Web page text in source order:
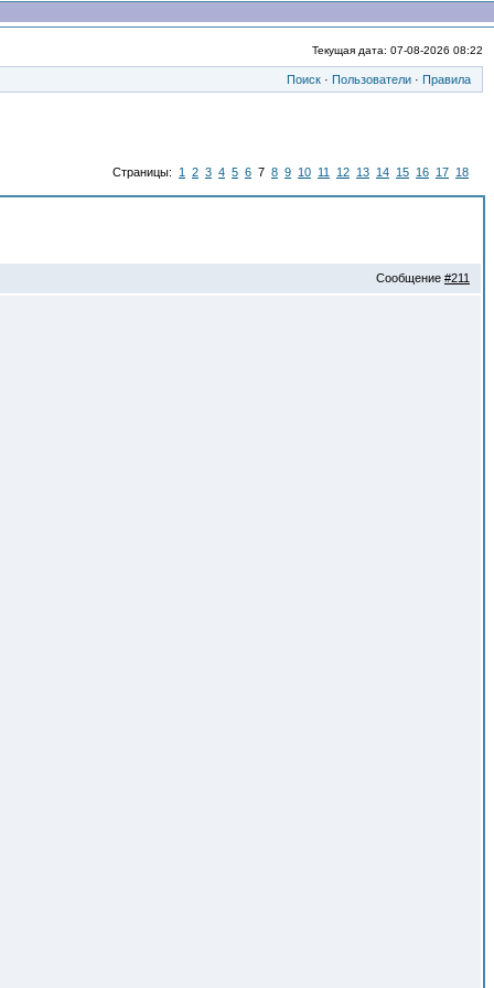
Текущая дата: 07-08-2026 08:22
Поиск · Пользователи · Правила
Страницы: 1 2 3 4 5 6 7 8 9 10 11 12 13 14 15 16 17 18
Сообщение #211